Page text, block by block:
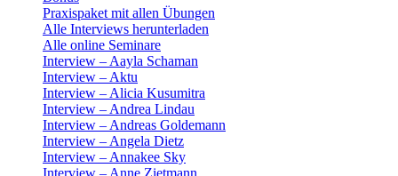
Praxispaket mit allen Übungen
Alle Interviews herunterladen
Alle online Seminare
Interview – Aayla Schaman
Interview – Aktu
Interview – Alicia Kusumitra
Interview – Andrea Lindau
Interview – Andreas Goldemann
Interview – Angela Dietz
Interview – Annakee Sky
Interview – Anne Zietmann